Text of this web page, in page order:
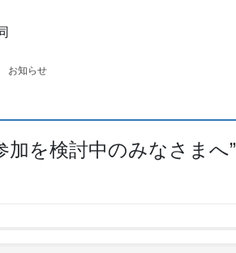
お知らせ
加を検討中のみなさまへ